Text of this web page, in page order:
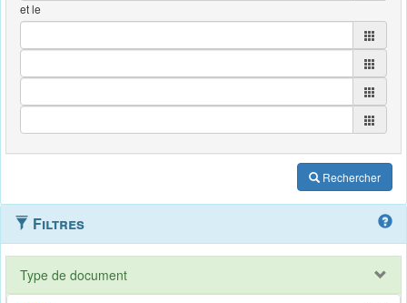
et le
Rechercher
Filtres
Type de document